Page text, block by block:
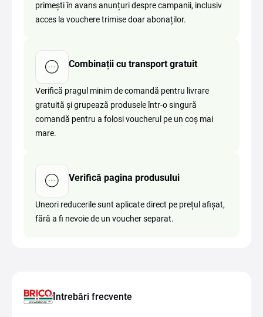
primești în avans anunțuri despre campanii, inclusiv
acces la vouchere trimise doar abonaților.
Combinații cu transport gratuit
Verifică pragul minim de comandă pentru livrare
gratuită și grupează produsele într-o singură
comandă pentru a folosi voucherul pe un coș mai
mare.
Verifică pagina produsului
Uneori reducerile sunt aplicate direct pe prețul afișat,
fără a fi nevoie de un voucher separat.
Întrebări frecvente